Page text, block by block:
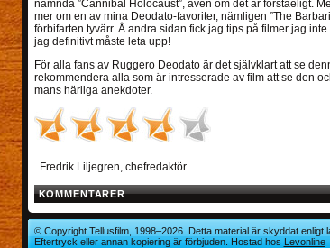
nämnda ”Cannibal Holocaust”, även om det är förståeligt.
mer om en av mina Deodato-favoriter, nämligen ”The
förbifarten tyvärr. Å andra sidan fick jag tips på filmer jag
jag definitivt måste leta upp!
För alla fans av Ruggero Deodato är det självklart att se
rekommendera alla som är intresserade av film att se den
mans härliga anekdoter.
Fredrik Liljegren, chefredaktör
KOMMENTARER
© Copyright Tellusfilm, 1998–2026. Detta material är skyddat enligt
Eftertryck eller annan kopiering är förbjuden. Hostad hosLevonline